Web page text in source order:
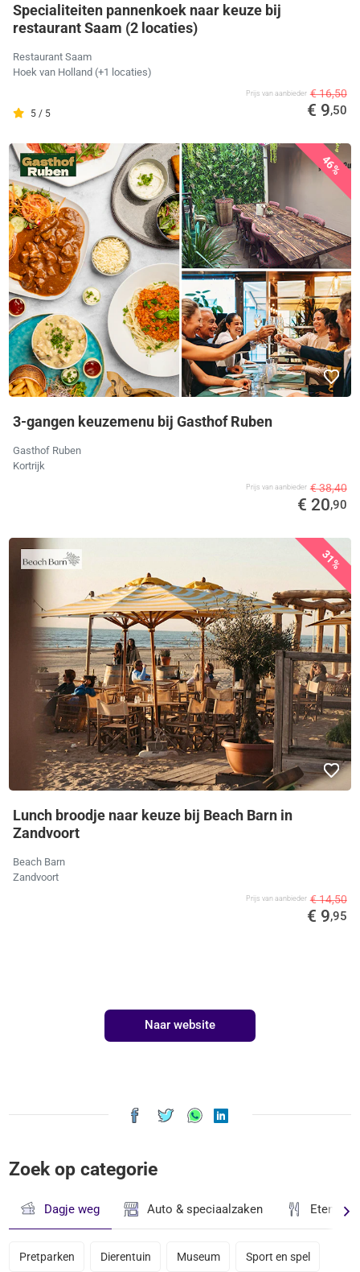
Specialiteiten pannenkoek naar keuze bij
restaurant Saam (2 locaties)
Restaurant Saam
Hoek van Holland (+1 locaties)
5 / 5
Prijs van aanbieder € 16,50
€ 9,50
46%
3-gangen keuzemenu bij Gasthof Ruben
Gasthof Ruben
Kortrijk
Prijs van aanbieder € 38,40
€ 20,90
31%
Lunch broodje naar keuze bij Beach Barn in
Zandvoort
Beach Barn
Zandvoort
Prijs van aanbieder € 14,50
€ 9,95
Naar website
Zoek op categorie
Dagje weg Auto & speciaalzaken Eten &
Pretparken Dierentuin Museum Sport en spel